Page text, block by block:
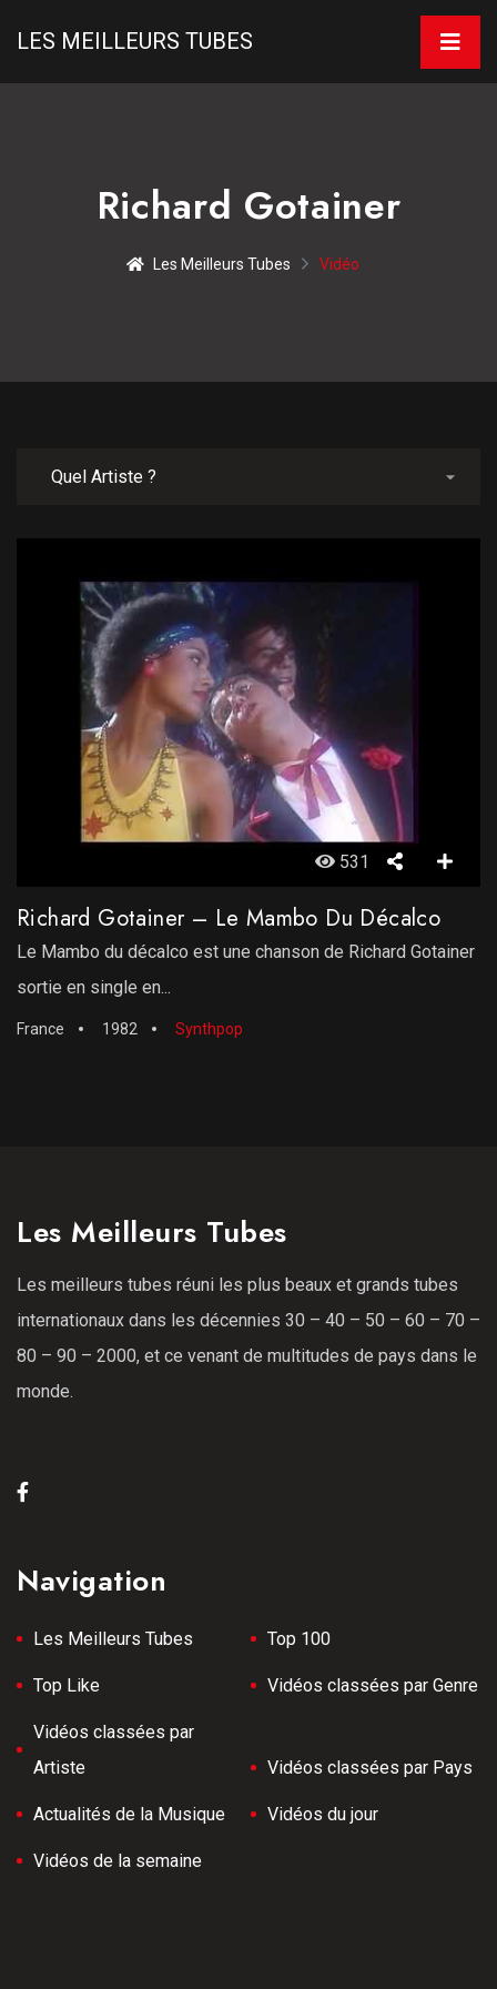
LES MEILLEURS TUBES
Richard Gotainer
Les Meilleurs Tubes Vidéo
531
Richard Gotainer – Le Mambo Du Décalco
Le Mambo du décalco est une chanson de Richard Gotainer
sortie en single en...
France 1982 Synthpop
Les Meilleurs Tubes
Les meilleurs tubes réuni les plus beaux et grands tubes
internationaux dans les décennies 30 – 40 – 50 – 60 – 70 –
80 – 90 – 2000, et ce venant de multitudes de pays dans le
monde.
Navigation
Les Meilleurs Tubes Top 100
Top Like Vidéos classées par Genre
Vidéos classées par
Artiste
Vidéos classées par Pays
Actualités de la Musique Vidéos du jour
Vidéos de la semaine